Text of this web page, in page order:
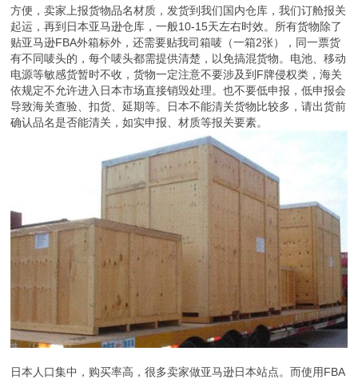
方便，卖家上报货物品名材质，发货到我们国内仓库，我们订舱报关
起运，再到日本亚马逊仓库，一般10-15天左右时效。所有货物除了
贴亚马逊FBA外箱标外，还需要贴我司箱唛（一箱2张），同一票货
有不同唛头的，每个唛头都需提供清楚，以免搞混货物。电池、移动
电源等敏感货暂时不收，货物一定注意不要涉及到F牌侵权类，海关
依规定不允许进入日本市场直接销毁处理。也不要低申报，低申报会
导致海关查验、扣货、延期等。日本不能清关货物比较多，请出货前
确认品名是否能清关，如实申报、材质等报关要素。
日本人口集中，购买率高，很多卖家做亚马逊日本站点。而使用FBA